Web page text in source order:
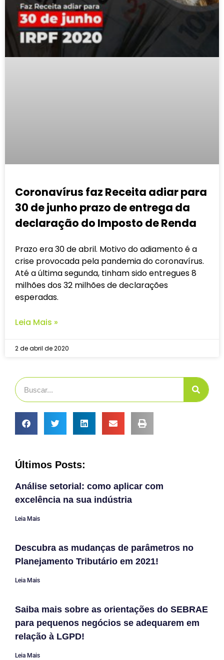
Coronavírus faz Receita adiar para
30 de junho prazo de entrega da
declaração do Imposto de Renda
Prazo era 30 de abril. Motivo do adiamento é a
crise provocada pela pandemia do coronavírus.
Até a última segunda, tinham sido entregues 8
milhões dos 32 milhões de declarações
esperadas.
Leia Mais »
2 de abril de 2020
Últimos Posts:
Análise setorial: como aplicar com
excelência na sua indústria
Leia Mais
Descubra as mudanças de parâmetros no
Planejamento Tributário em 2021!
Leia Mais
Saiba mais sobre as orientações do SEBRAE
para pequenos negócios se adequarem em
relação à LGPD!
Leia Mais